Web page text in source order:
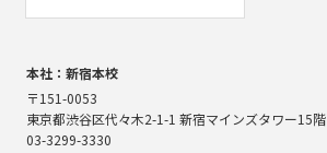
本社：新宿本校
〒151-0053
東京都渋谷区代々木2-1-1 新宿マインズタワー15階
03-3299-3330